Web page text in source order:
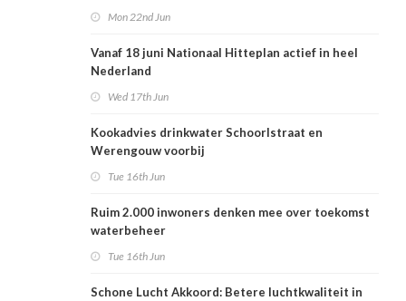
Mon 22nd Jun
Vanaf 18 juni Nationaal Hitteplan actief in heel
Nederland
Wed 17th Jun
Kookadvies drinkwater Schoorlstraat en
Werengouw voorbij
Tue 16th Jun
Ruim 2.000 inwoners denken mee over toekomst
waterbeheer
Tue 16th Jun
Schone Lucht Akkoord: Betere luchtkwaliteit in